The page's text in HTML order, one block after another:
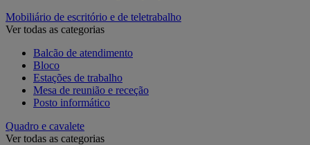
Mobiliário de escritório e de teletrabalho
Ver todas as categorias
Balcão de atendimento
Bloco
Estações de trabalho
Mesa de reunião e receção
Posto informático
Quadro e cavalete
Ver todas as categorias